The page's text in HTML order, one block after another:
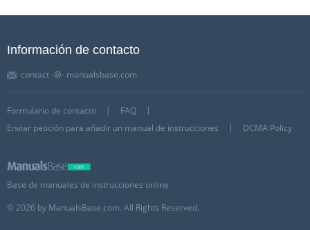
Información de contacto
contact -@- manualsbase.com
Formulario de contacto
FAQ
Enviar petición para añadir un manual de instrucciones
DCMA Policy
Base de manuales de instrucciones online
© 2026 by ManualsBase.com. All Rights Reserved.